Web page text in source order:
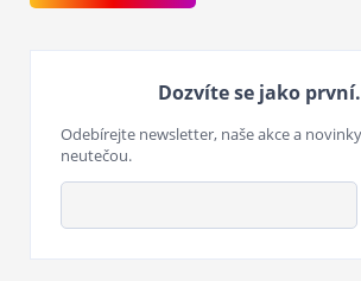
Dozvíte se jako
Odebírejte newsletter, naše akce a
neutečou.